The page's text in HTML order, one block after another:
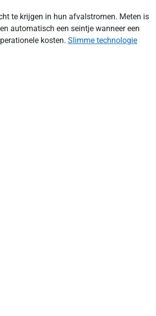
te krijgen in hun afvalstromen. Meten is
automatisch een seintje wanneer een
kosten. Slimme technologie